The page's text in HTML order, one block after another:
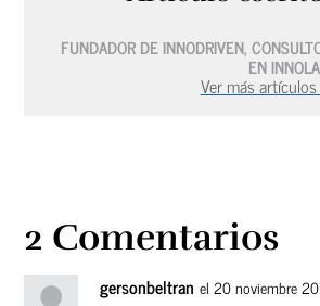
FUNDADOR DE INNODRIVEN,
EN
Ver más
2 Comentarios
gersonbeltran el 20 noviembre